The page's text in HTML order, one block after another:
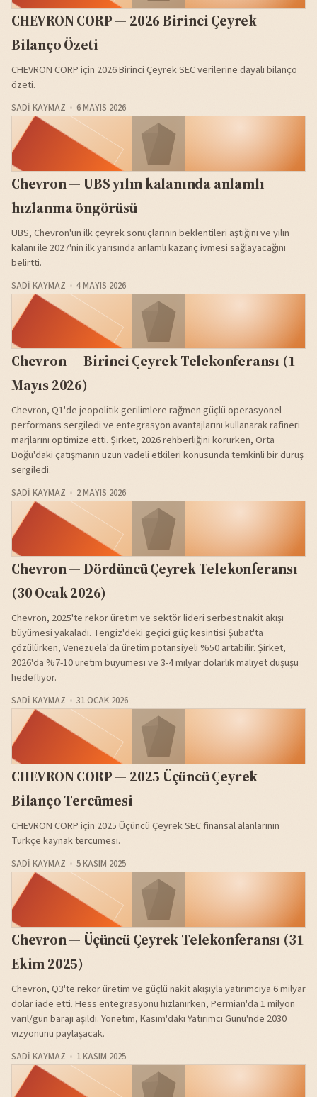
CHEVRON CORP — 2026 Birinci Çeyrek
Bilanço Özeti
CHEVRON CORP için 2026 Birinci Çeyrek SEC verilerine dayalı bilanço
özeti.
SADI KAYMAZ 6 MAYIS 2026
Chevron — UBS yılın kalanında anlamlı
hızlanma öngörüsü
UBS, Chevron'un ilk çeyrek sonuçlarının beklentileri aştığını ve yılın
kalanı ile 2027'nin ilk yarısında anlamlı kazanç ivmesi sağlayacağını
belirtti.
SADI KAYMAZ 4 MAYIS 2026
Chevron — Birinci Çeyrek Telekonferansı (1
Mayıs 2026)
Chevron, Q1'de jeopolitik gerilimlere rağmen güçlü operasyonel
performans sergiledi ve entegrasyon avantajlarını kullanarak rafineri
marjlarını optimize etti. Şirket, 2026 rehberliğini korurken, Orta
Doğu'daki çatışmanın uzun vadeli etkileri konusunda temkinli bir duruş
sergiledi.
SADI KAYMAZ 2 MAYIS 2026
Chevron — Dördüncü Çeyrek Telekonferansı
(30 Ocak 2026)
Chevron, 2025'te rekor üretim ve sektör lideri serbest nakit akışı
büyümesi yakaladı. Tengiz'deki geçici güç kesintisi Şubat'ta
çözülürken, Venezuela'da üretim potansiyeli %50 artabilir. Şirket,
2026'da %7-10 üretim büyümesi ve 3-4 milyar dolarlık maliyet düşüşü
hedefliyor.
SADI KAYMAZ 31 OCAK 2026
CHEVRON CORP — 2025 Üçüncü Çeyrek
Bilanço Tercümesi
CHEVRON CORP için 2025 Üçüncü Çeyrek SEC finansal alanlarının
Türkçe kaynak tercümesi.
SADI KAYMAZ 5 KASIM 2025
Chevron — Üçüncü Çeyrek Telekonferansı (31
Ekim 2025)
Chevron, Q3'te rekor üretim ve güçlü nakit akışıyla yatırımcıya 6 milyar
dolar iade etti. Hess entegrasyonu hızlanırken, Permian'da 1 milyon
varil/gün barajı aşıldı. Yönetim, Kasım'daki Yatırımcı Günü'nde 2030
vizyonunu paylaşacak.
SADI KAYMAZ 1 KASIM 2025